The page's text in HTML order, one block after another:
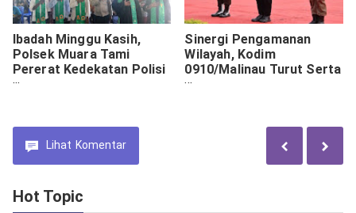
Ibadah Minggu Kasih,
Polsek Muara Tami
Pererat Kedekatan Polisi
dan Warga Jemaat GKI
Sinergi Pengamanan
Wilayah, Kodim
0910/Malinau Turut Serta
dalam Apel Operasi Zebra
Lihat Komentar
Hot Topic